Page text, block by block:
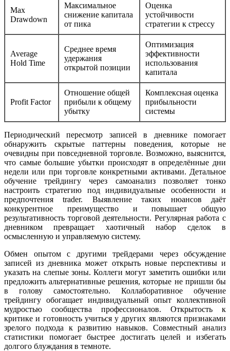
Max
Drawdown
Максимальное
снижение капитала
от пика
Оценка
устойчивости
стратегии к стрессу
Average
Hold Time
Среднее время
удержания
открытой позиции
Оптимизация
эффективности
использования
капитала
Profit Factor
Отношение общей
прибыли к общему
убытку
Комплексная оценка
прибыльности
системы
Периодический пересмотр записей в дневнике помогает
обнаружить скрытые паттерны поведения, которые не
очевидны при повседневной торговле. Возможно, выяснится,
что самые большие убытки происходят в определённые дни
недели или при торговле конкретными активами. Детальное
обучение трейдингу через самоанализ позволяет тонко
настроить стратегию под индивидуальные особенности и
предпочтения trader. Выявление таких нюансов даёт
конкурентное преимущество и повышает общую
результативность торговой деятельности. Регулярная работа с
дневником превращает хаотичный набор сделок в
осмысленную и управляемую систему.
Обмен опытом с другими трейдерами через обсуждение
записей из дневника может открыть новые перспективы и
указать на слепые зоны. Коллеги могут заметить ошибки или
предложить альтернативные решения, которые не пришли бы
в голову самостоятельно. Коллаборативное обучение
трейдингу обогащает индивидуальный опыт коллективной
мудростью сообщества профессионалов. Открытость к
критике и готовность учиться у других являются признаками
зрелого подхода к развитию навыков. Совместный анализ
статистики помогает быстрее достигать целей и избегать
долгого блуждания в темноте.